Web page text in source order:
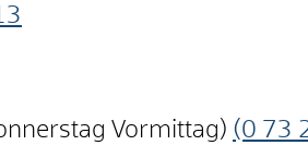
Vormittag) (0 73